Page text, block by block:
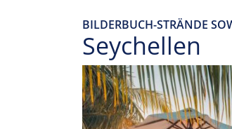
BILDERBUCH-STRÄNDE
Seychellen